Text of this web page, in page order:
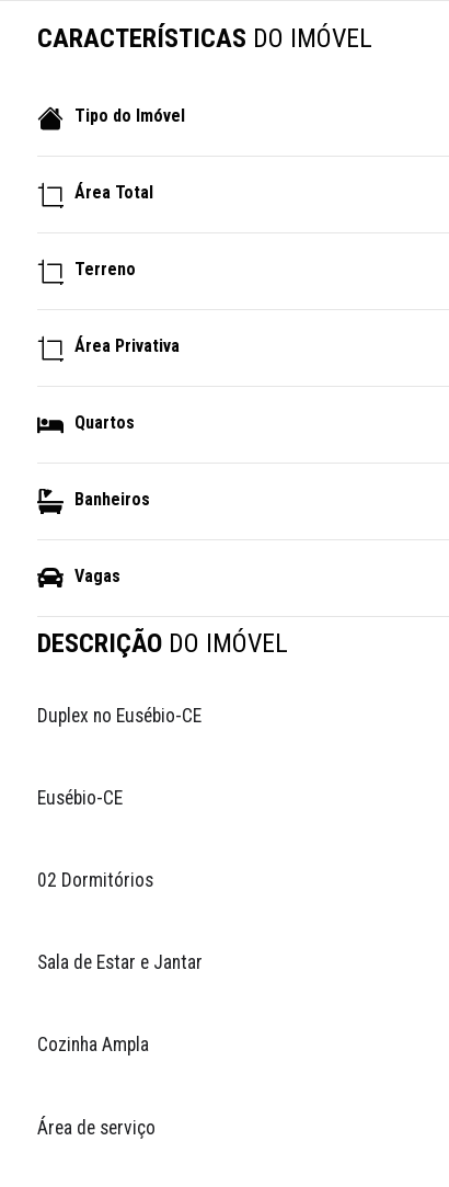
CARACTERÍSTICAS DO IMÓVEL
Tipo do Imóvel
Área Total
Terreno
Área Privativa
Quartos
Banheiros
Vagas
DESCRIÇÃO DO IMÓVEL
Duplex no Eusébio-CE
Eusébio-CE
02 Dormitórios
Sala de Estar e Jantar
Cozinha Ampla
Área de serviço